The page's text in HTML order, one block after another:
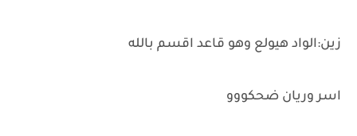
زين:الواد هيولع وهو قاعد اقسم بالله
اسر وريان ضحكووو